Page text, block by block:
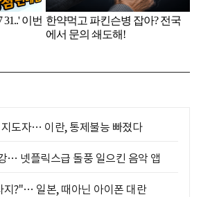
도자… 이란, 통제불능 빠졌다
… 넷플릭스급 돌풍 일으킨 음악 앱
지?"… 일본, 때아닌 아이폰 대란